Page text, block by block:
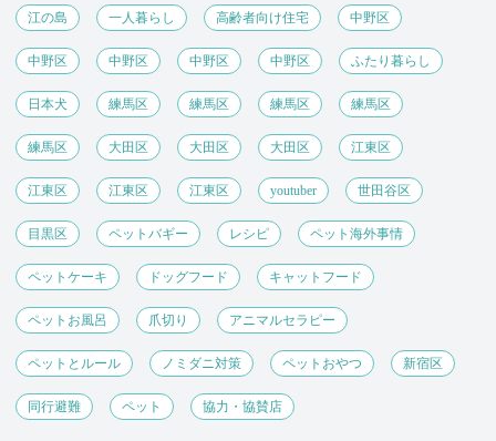
江の島 一人暮らし 高齢者向け住宅 中野区
中野区 中野区 中野区 中野区 ふたり暮らし
日本犬 練馬区 練馬区 練馬区 練馬区
練馬区 大田区 大田区 大田区 江東区
江東区 江東区 江東区 youtuber 世田谷区
目黒区 ペットバギー レシピ ペット海外事情
ペットケーキ ドッグフード キャットフード
ペットお風呂 爪切り アニマルセラピー
ペットとルール ノミダニ対策 ペットおやつ 新宿区
同行避難 ペット 協力・協賛店